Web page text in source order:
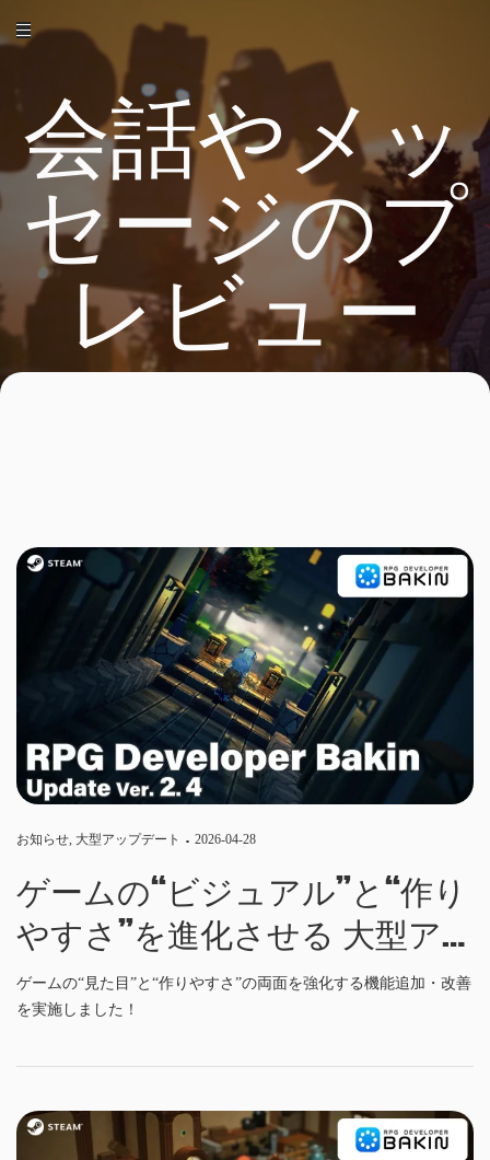
会話やメッ
セージのプ
レビュー
お知らせ, 大型アップデート 2026-04-28
ゲームの“ビジュアル”と“作り
やすさ”を進化させる 大型ア
ップデートVER.2.4実装
ゲームの“見た目”と“作りやすさ”の両面を強化する機能追加・改善
を実施しました！